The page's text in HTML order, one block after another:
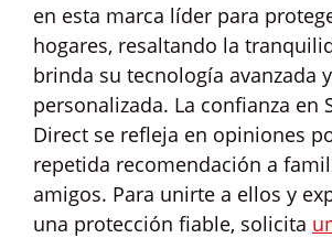
en esta marca líder para
hogares, resaltando la
brinda su tecnología avanzada
personalizada. La confianza en
Direct se refleja en opiniones
repetida recomendación a
amigos. Para unirte a ellos y
una protección fiable, solicita